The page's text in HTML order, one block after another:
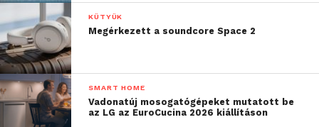
A digitális eszközök a következő oldalon érhetők
el:https://steelseries.box.com/v/
További friss híreket talál a
Csatlakozzon hozzánk aFacebookonis!
KÜTYÜK
Megérkezett a soundcore Space 2
SMART HOME
Vadonatúj mosogatógépeket mutatott be
az LG az EuroCucina 2026 kiállításon